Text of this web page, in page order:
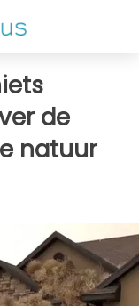
de
natuur